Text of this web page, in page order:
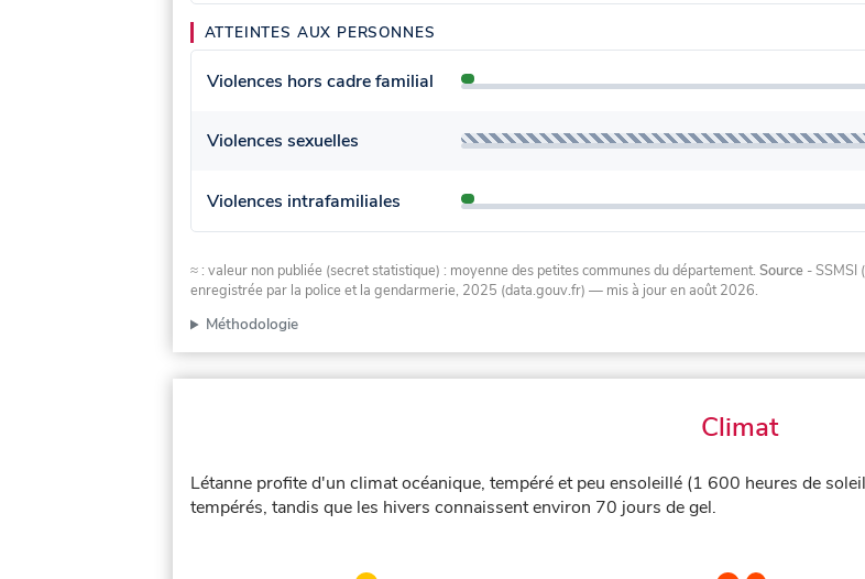
ATTEINTES AUX PERSONNES
Violences hors cadre familial
Violences sexuelles
Violences intrafamiliales
≈ : valeur non publiée (secret statistique) : moyenne des petites communes du département. Source - SSMSI
enregistrée par la police et la gendarmerie, 2025 (data.gouv.fr) — mis à jour en août 2026.
Méthodologie
Climat
Létanne profite d'un climat océanique, tempéré et peu ensoleillé (1 600 heures de
tempérés, tandis que les hivers connaissent environ 70 jours de gel.